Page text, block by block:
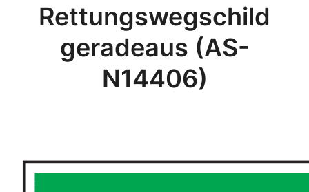
Rettungswegschild
geradeaus (AS-
N14406)